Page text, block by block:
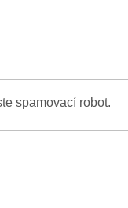
spamovací robot.